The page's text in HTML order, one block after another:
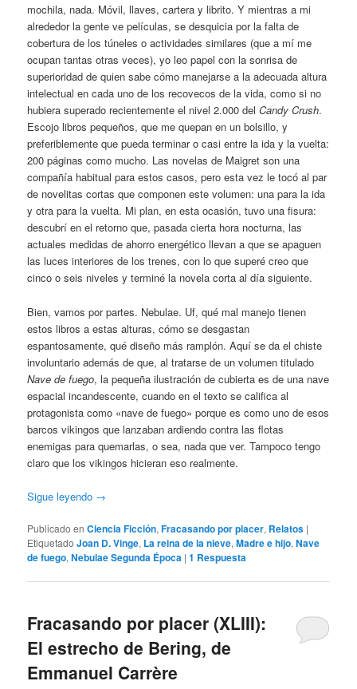
mochila, nada. Móvil, llaves, cartera y librito. Y mientras a mi
alrededor la gente ve películas, se desquicia por la falta de
cobertura de los túneles o actividades similares (que a mí me
ocupan tantas otras veces), yo leo papel con la sonrisa de
superioridad de quien sabe cómo manejarse a la adecuada altura
intelectual en cada uno de los recovecos de la vida, como si no
hubiera superado recientemente el nivel 2.000 delCandy Crush.
Escojo libros pequeños, que me quepan en un bolsillo, y
preferiblemente que pueda terminar o casi entre la ida y la vuelta:
200 páginas como mucho. Las novelas de Maigret son una
compañía habitual para estos casos, pero esta vez le tocó al par
de novelitas cortas que componen este volumen: una para la ida
y otra para la vuelta. Mi plan, en esta ocasión, tuvo una fisura:
descubrí en el retorno que, pasada cierta hora nocturna, las
actuales medidas de ahorro energético llevan a que se apaguen
las luces interiores de los trenes, con lo que superé creo que
cinco o seis niveles y terminé la novela corta al día siguiente.
Bien, vamos por partes. Nebulae. Uf, qué mal manejo tienen
estos libros a estas alturas, cómo se desgastan
espantosamente, qué diseño más ramplón. Aquí se da el chiste
involuntario además de que, al tratarse de un volumen titulado
Nave de fuego, la pequeña ilustración de cubierta es de una nave
espacial incandescente, cuando en el texto se califica al
protagonista como «nave de fuego» porque es como uno de esos
barcos vikingos que lanzaban ardiendo contra las flotas
enemigas para quemarlas, o sea, nada que ver. Tampoco tengo
claro que los vikingos hicieran eso realmente.
Sigue leyendo →
Publicado en Ciencia Ficción,Fracasando por placer, Relatos |
Etiquetado Joan D. Vinge, La reina de la nieve,Madre e hijo,Nave
de fuego,Nebulae Segunda Época |1 Respuesta
Fracasando por placer (XLIII):
El estrecho de Bering, de
Emmanuel Carrère